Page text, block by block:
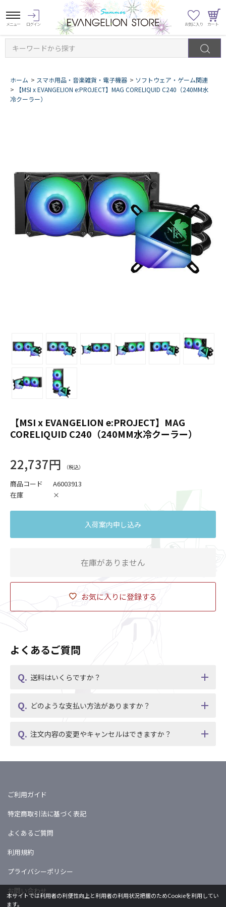
キーワードから探す
ホーム > スマホ用品・音楽雑貨・電子機器 > ソフトウェア・ゲーム関連
>
【MSI x EVANGELION e:PROJECT】MAG CORELIQUID C240（240MM水
冷クーラー）
【MSI x EVANGELION e:PROJECT】MAG
CORELIQUID C240（240MM水冷クーラー）
22,737円
商品コード
A6003913
在庫
×
お気に入りに登録する
入荷案内申し込み
在庫がありません
よくあるご質問
送料はいくらですか？
どのような支払い方法がありますか？
注文内容の変更やキャンセルはできますか？
ご利用ガイド
特定商取引法に基づく表記
よくあるご質問
利用規約
プライバシーポリシー
お問い合わせ
本サイトでは利用者の利便性向上と利用者の利用状況把握のためCookieを利用してい
ます。